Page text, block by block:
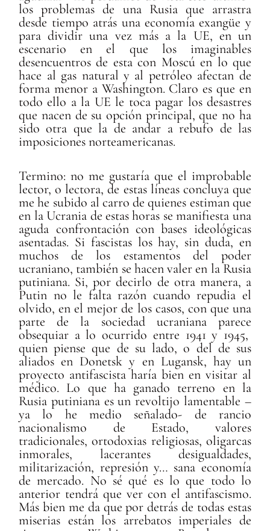
los problemas de una Rusia que arrastra
desde tiempo atrás una economía exangüe y
para dividir una vez más a la UE, en un
escenario en el que los imaginables
desencuentros de esta con Moscú en lo que
hace al gas natural y al petróleo afectan de
forma menor a Washington. Claro es que en
todo ello a la UE le toca pagar los desastres
que nacen de su opción principal, que no ha
sido otra que la de andar a rebufo de las
imposiciones norteamericanas.
Termino: no me gustaría que el improbable
lector, o lectora, de estas líneas concluya que
me he subido al carro de quienes estiman que
en la Ucrania de estas horas se manifiesta una
aguda confrontación con bases ideológicas
asentadas. Si fascistas los hay, sin duda, en
muchos de los estamentos del poder
ucraniano, también se hacen valer en la Rusia
putiniana. Si, por decirlo de otra manera, a
Putin no le falta razón cuando repudia el
olvido, en el mejor de los casos, con que una
parte de la sociedad ucraniana parece
obsequiar a lo ocurrido entre 1941 y 1945,
quien piense que de su lado, o del de sus
aliados en Donetsk y en Lugansk, hay un
proyecto antifascista haría bien en visitar al
médico. Lo que ha ganado terreno en la
Rusia putiniana es un revoltijo lamentable –
ya lo he medio señalado- de rancio
nacionalismo de Estado, valores
tradicionales, ortodoxias religiosas, oligarcas
inmorales, lacerantes desigualdades,
militarización, represión y… sana economía
de mercado. No sé qué es lo que todo lo
anterior tendrá que ver con el antifascismo.
Más bien me da que por detrás de todas estas
miserias están los arrebatos imperiales de